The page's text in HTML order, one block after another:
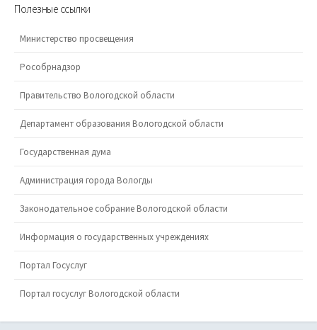
Полезные ссылки
Министерство просвещения
Рособрнадзор
Правительство Вологодской области
Департамент образования Вологодской области
Государственная дума
Администрация города Вологды
Законодательное собрание Вологодской области
Информация о государственных учреждениях
Портал Госуслуг
Портал госуслуг Вологодской области